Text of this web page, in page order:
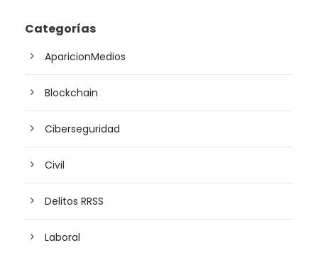
Categorías
AparicionMedios
Blockchain
Ciberseguridad
Civil
Delitos RRSS
Laboral